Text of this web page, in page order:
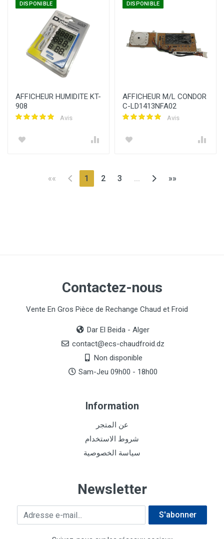
DISPONIBLE
AFFICHEUR HUMIDITE KT-
908
Avis
DISPONIBLE
AFFICHEUR M/L CONDOR
C-LD1413NFA02
Avis
«« 1 (current)
2 3 ... »»
Contactez-nous
Vente En Gros Pièce de Rechange Chaud et Froid
Dar El Beida - Alger
contact@ecs-chaudfroid.dz
Non disponible
Sam-Jeu 09h00 - 18h00
Information
عن المتجر
شروط الاستخدام
سياسة الخصوصية
Newsletter
Adresse e-mail S'abonner